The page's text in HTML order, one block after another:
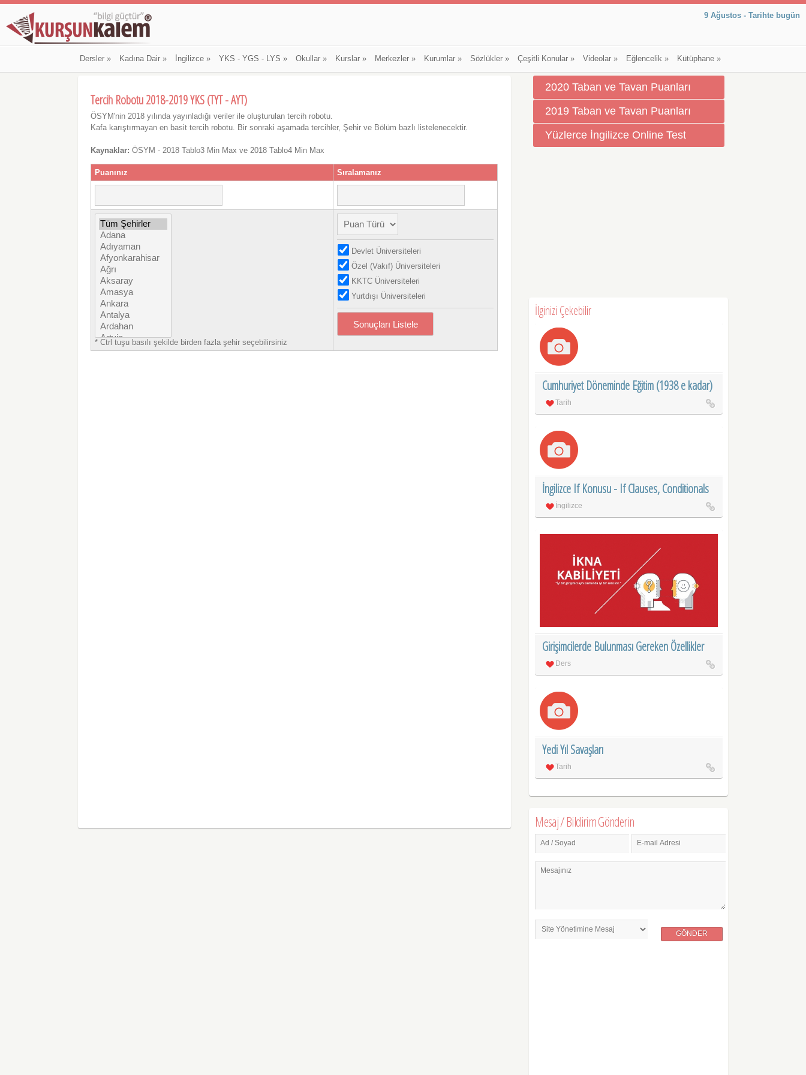
9 Ağustos - Tarihte bugün
Dersler» Kadına Dair» İngilizce» YKS - YGS - LYS » Okullar» Kurslar» Merkezler» Kurumlar» Sözlükler» Çeşitli Konular» Videolar» Eğlencelik» Kütüphane»
Tercih Robotu 2018-2019 YKS (TYT - AYT)
ÖSYM'nin 2018 yılında yayınladığı veriler ile oluşturulan tercih robotu.
Kafa karıştırmayan en basit tercih robotu. Bir sonraki aşamada tercihler, Şehir ve Bölüm bazlı listelenecektir.
Kaynaklar:ÖSYM - 2018 Tablo3 Min Max ve 2018 Tablo4 Min Max
Puanınız Sıralamanız
* Ctrl tuşu basılı şekilde birden fazla şehir seçebilirsiniz
Devlet Üniversiteleri
Özel (Vakıf) Üniversiteleri
KKTC Üniversiteleri
Yurtdışı Üniversiteleri
Sonuçları Listele
2020 Taban ve Tavan Puanları
2019 Taban ve Tavan Puanları
Yüzlerce İngilizce Online Test
İlginizi Çekebilir
Cumhuriyet Döneminde Eğitim (1938 e kadar)
Tarih
İngilizce If Konusu - If Clauses, Conditionals
İngilizce
Girişimcilerde Bulunması Gereken Özellikler
Ders
Yedi Yıl Savaşları
Tarih
Mesaj / Bildirim Gönderin
Ad / Soyad E-mail Adresi
Mesajınız
GÖNDER